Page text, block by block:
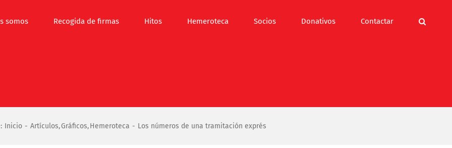
somos Recogida de firmas Hitos Hemeroteca Socios Donativos Contactar
Inicio Artículos Gráficos Hemeroteca Los números de una tramitación exprés